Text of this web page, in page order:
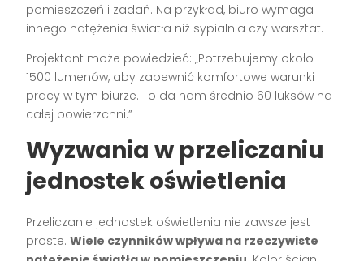
pomieszczeń i zadań. Na przykład, biuro wymaga
innego natężenia światła niż sypialnia czy warsztat.
Projektant może powiedzieć: „Potrzebujemy około
1500 lumenów, aby zapewnić komfortowe warunki
pracy w tym biurze. To da nam średnio 60 luksów na
całej powierzchni.”
Wyzwania w przeliczaniu
jednostek oświetlenia
Przeliczanie jednostek oświetlenia nie zawsze jest
proste.Wiele czynników wpływa na rzeczywiste